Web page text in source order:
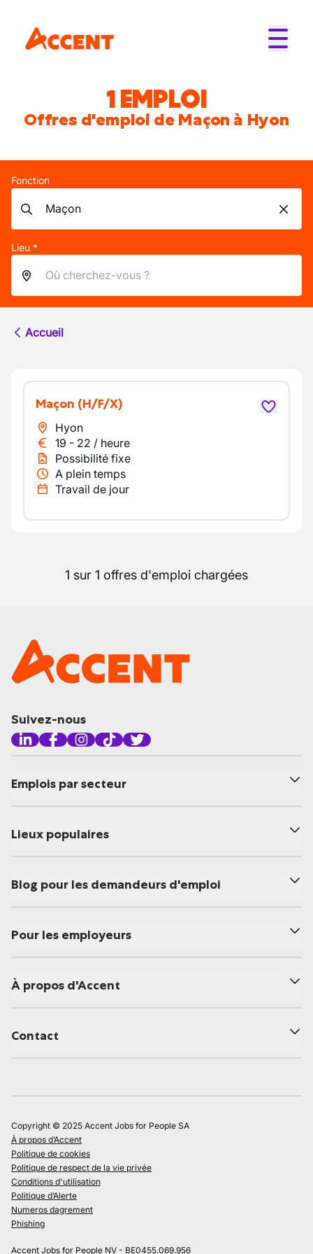
1 EMPLOI
Offres d'emploi de Maçon à Hyon
Fonction
Lieu *
Accueil
Maçon (H/F/X)
Hyon
19 - 22 / heure
Possibilité fixe
A plein temps
Travail de jour
1 sur 1 offres d'emploi chargées
Suivez-nous
Emplois par secteur
Lieux populaires
Blog pour les demandeurs d'emploi
Pour les employeurs
À propos d'Accent
Contact
Copyright © 2025 Accent Jobs for People SA
À propos d’Accent
Politique de cookies
Politique de respect de la vie privée
Conditions d'utilisation
Politique d’Alerte
Numeros dagrement
Phishing
Accent Jobs for People NV - BE0455.069.956